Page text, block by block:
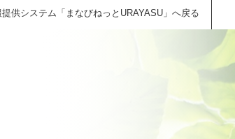
供システム「まなびねっとURAYASU」へ戻る